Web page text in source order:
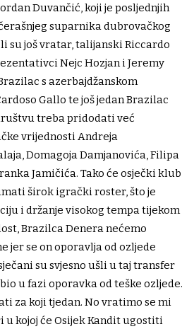
Duvančić, koji je posljednjih
suparnika dubrovačkog
su još vratar, talijanski Riccardo
Nejc Hozjan i Jeremy
s azerbajdžanskom
Gallo te još jedan Brazilac
treba pridodati već
vrijednosti Andreja
Domagoja Damjanovića, Filipa
Jamičića. Tako će osječki klub
širok igrački roster, što je
i držanje visokog tempa tijekom
Brazilca Denera nećemo
jer se on oporavlja od ozljede
su svjesno ušli u taj transfer
u fazi oporavka od teške ozljede.
za koji tjedan. No vratimo se mi
kojoj će Osijek Kandit ugostiti